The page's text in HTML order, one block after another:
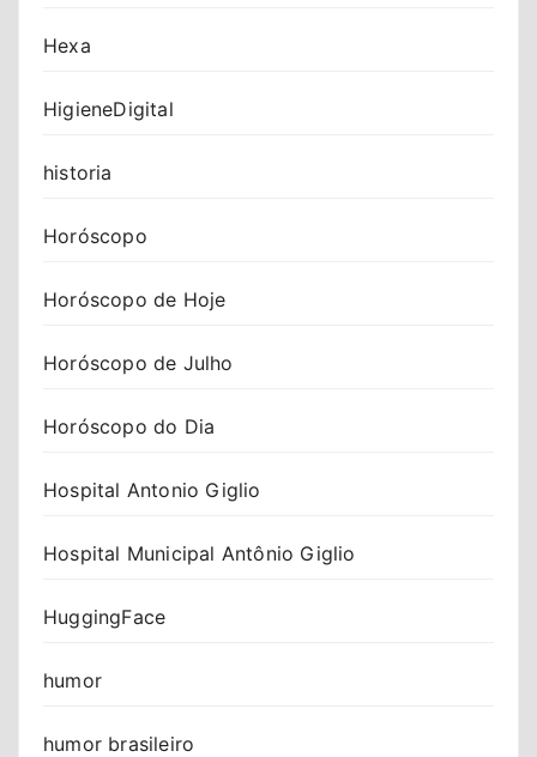
Hexa
HigieneDigital
historia
Horóscopo
Horóscopo de Hoje
Horóscopo de Julho
Horóscopo do Dia
Hospital Antonio Giglio
Hospital Municipal Antônio Giglio
HuggingFace
humor
humor brasileiro